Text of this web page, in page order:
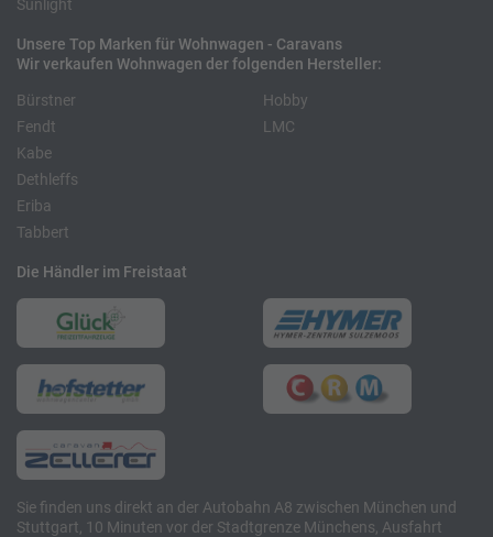
Sunlight
Unsere Top Marken für Wohnwagen - Caravans
Wir verkaufen Wohnwagen der folgenden Hersteller:
Bürstner
Fendt
Kabe
Hobby
LMC
Dethleffs
Eriba
Tabbert
Die Händler im Freistaat
Sie finden uns direkt an der Autobahn A8 zwischen München und
Stuttgart, 10 Minuten vor der Stadtgrenze Münchens, Ausfahrt